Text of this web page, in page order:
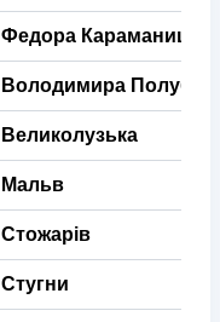
Федора Караманиць
Володимира
Великолузька
Мальв
Стожарів
Стугни